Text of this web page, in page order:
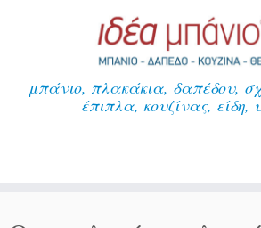
μπάνιο, πλακάκια, δαπέδου,
έπιπλα, κουζίνας, είδη,